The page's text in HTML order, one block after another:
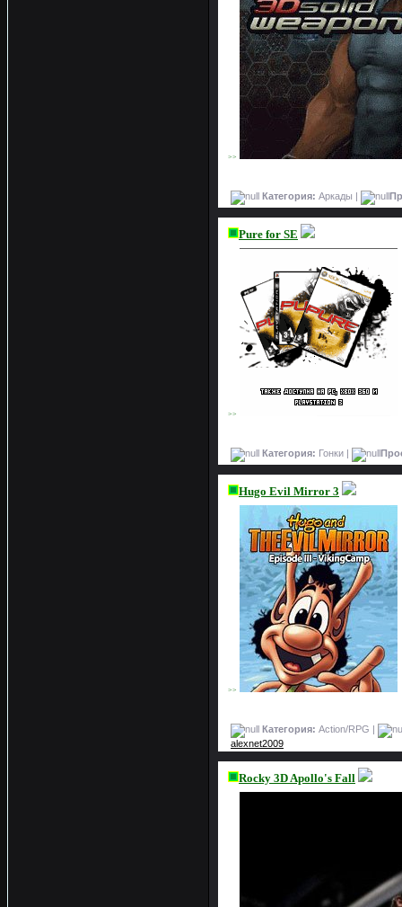
>>
Категория: Аркады |
Pure for SE
>>
Категория: Гонки |
Hugo Evil Mirror 3
>>
Категория: Action/RPG |
alexnet2009
Rocky 3D Apollo's Fall